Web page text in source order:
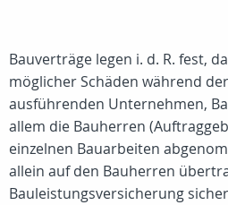
Bauverträge legen i. d. R. fest,
möglicher Schäden während
ausführenden Unternehmen,
allem die Bauherren
einzelnen Bauarbeiten
allein auf den Bauherren
Bauleistungsversicherung